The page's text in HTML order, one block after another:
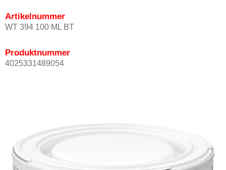
Artikelnummer
WT 394 100 ML BT
Produktnummer
4025331489054